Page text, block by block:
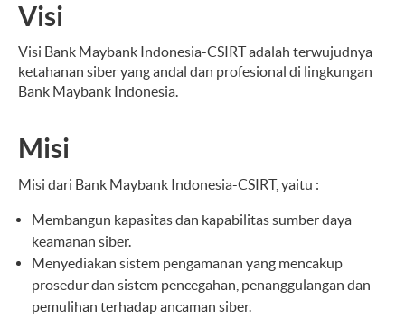
Visi
Visi Bank Maybank Indonesia-CSIRT adalah terwujudnya
ketahanan siber yang andal dan profesional di lingkungan
Bank Maybank Indonesia.
Misi
Misi dari Bank Maybank Indonesia-CSIRT, yaitu :
Membangun kapasitas dan kapabilitas sumber daya
keamanan siber.
Menyediakan sistem pengamanan yang mencakup
prosedur dan sistem pencegahan, penanggulangan dan
pemulihan terhadap ancaman siber.